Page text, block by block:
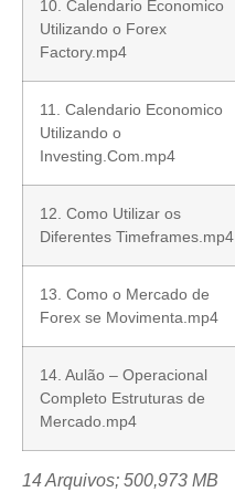
10. Calendario Economico
Utilizando o Forex
Factory.mp4
11. Calendario Economico
Utilizando o
Investing.Com.mp4
12. Como Utilizar os
Diferentes Timeframes.mp4
13. Como o Mercado de
Forex se Movimenta.mp4
14. Aulão – Operacional
Completo Estruturas de
Mercado.mp4
14 Arquivos; 500,973 MB